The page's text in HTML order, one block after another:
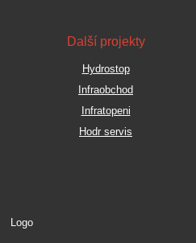
Další projekty
Hydrostop
Infraobchod
Infratopeni
Hodr servis